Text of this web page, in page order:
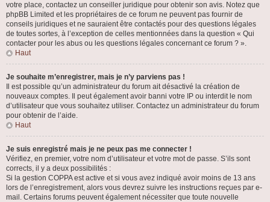
votre place, contactez un conseiller juridique pour obtenir son avis. Notez que
phpBB Limited et les propriétaires de ce forum ne peuvent pas fournir de
conseils juridiques et ne sauraient être contactés pour des questions légales
de toutes sortes, à l’exception de celles mentionnées dans la question « Qui
contacter pour les abus ou les questions légales concernant ce forum ? ».
Haut
Je souhaite m’enregistrer, mais je n’y parviens pas !
Il est possible qu’un administrateur du forum ait désactivé la création de
nouveaux comptes. Il peut également avoir banni votre IP ou interdit le nom
d’utilisateur que vous souhaitez utiliser. Contactez un administrateur du forum
pour obtenir de l’aide.
Haut
Je suis enregistré mais je ne peux pas me connecter !
Vérifiez, en premier, votre nom d’utilisateur et votre mot de passe. S’ils sont
corrects, il y a deux possibilités :
Si la gestion COPPA est active et si vous avez indiqué avoir moins de 13 ans
lors de l’enregistrement, alors vous devrez suivre les instructions reçues par e-
mail. Certains forums peuvent également nécessiter que toute nouvelle